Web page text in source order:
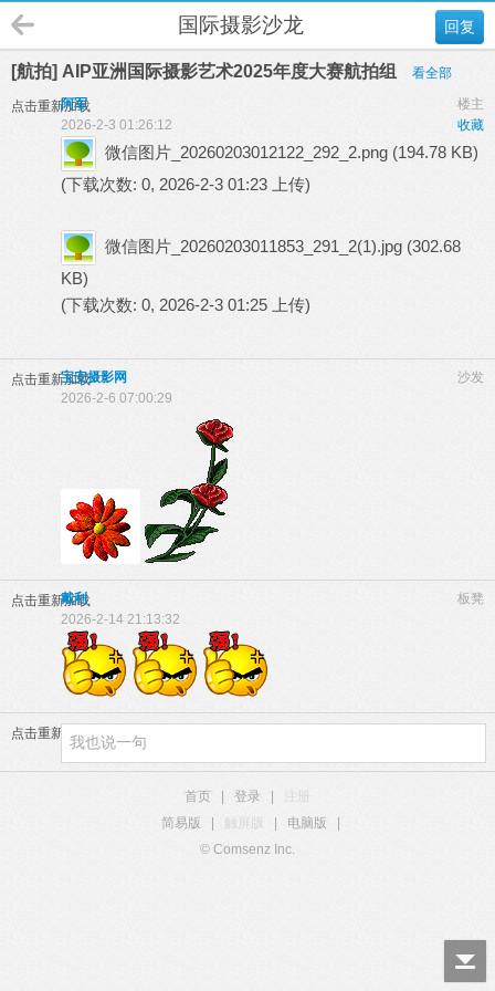
回复
国际摄影沙龙
[航拍] AIP亚洲国际摄影艺术2025年度大赛航拍组 看全部
点击重新加载 楼主
阿军
收藏
2026-2-3 01:26:12
微信图片_20260203012122_292_2.png (194.78 KB)
(下载次数: 0, 2026-2-3 01:23 上传)
微信图片_20260203011853_291_2(1).jpg (302.68
KB)
(下载次数: 0, 2026-2-3 01:25 上传)
点击重新加载 沙发
宝安摄影网
2026-2-6 07:00:29
点击重新加载 板凳
戴利
2026-2-14 21:13:32
点击重新加载
首页 登录
简易版
触屏版 电脑版
© Comsenz Inc.